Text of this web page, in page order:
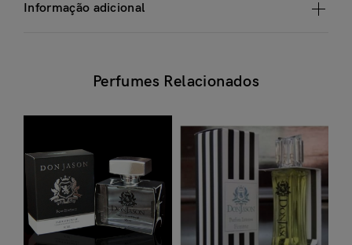
Informação adicional
Perfumes Relacionados